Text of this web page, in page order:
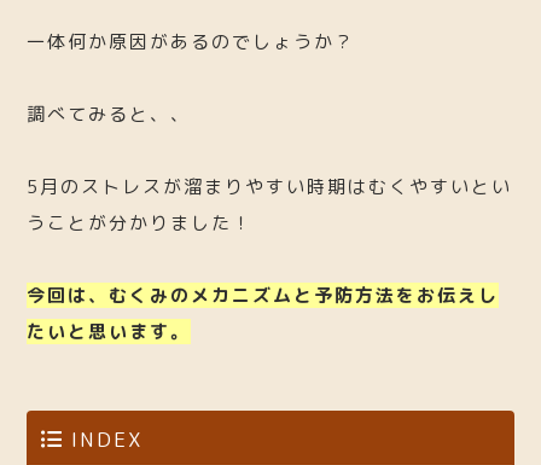
一体何か原因があるのでしょうか？
調べてみると、、
5月のストレスが溜まりやすい時期はむくやすいとい
うことが分かりました！
今回は、むくみのメカニズムと予防方法をお伝えし
たいと思います。
INDEX